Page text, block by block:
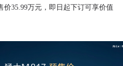
价35.99万元，即日起下订可享价值